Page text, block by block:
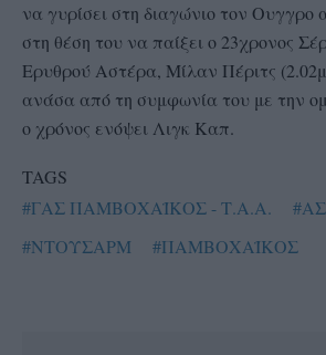
να γυρίσει στη διαγώνιο τον Ουγγρο
στη θέση του να παίξει ο 23χρονος
Ερυθρού Αστέρα, Μίλαν Πέριτς
ανάσα από τη συμφωνία του με την
ο χρόνος ενόψει Λιγκ Καπ.
TAGS
#ΓΑΣ ΠΑΜΒΟΧΑΪΚΟΣ - Τ.Α.Α.
#ΝΤΟΥΣΑΡΜ
#ΠΑΜΒΟΧΑΪΚΟΣ